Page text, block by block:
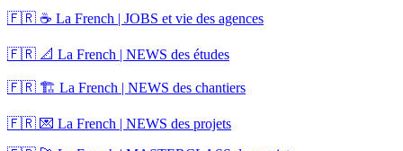
🇫🇷 ☕ La French | JOBS et vie des agences
🇫🇷 📐 La French | NEWS des études
🇫🇷 🏗️ La French | NEWS des chantiers
🇫🇷 💌 La French | NEWS des projets